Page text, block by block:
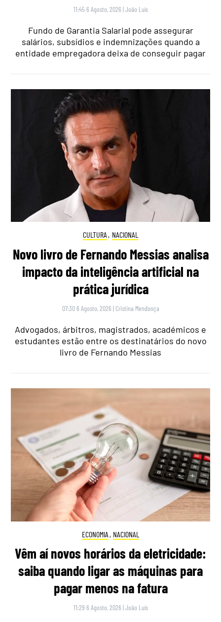
11:45 6 Agosto, 2026 |João Luís
Fundo de Garantia Salarial pode assegurar
salários, subsídios e indemnizações quando a
entidade empregadora deixa de conseguir pagar
CULTURA , NACIONAL
Novo livro de Fernando Messias analisa
impacto da inteligência artificial na
prática jurídica
07:30 6 Agosto, 2026 | Cristina Mendonça
Advogados, árbitros, magistrados, académicos e
estudantes estão entre os destinatários do novo
livro de Fernando Messias
ECONOMIA , NACIONAL
Vêm aí novos horários da eletricidade:
saiba quando ligar as máquinas para
pagar menos na fatura
11:29 6 Agosto, 2026 |João Luís